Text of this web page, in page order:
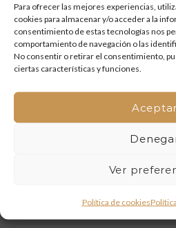
Para ofrecer las mejores experiencias,
cookies para almacenar y/o acceder a la
consentimiento de estas tecnologías nos
comportamiento de navegación o las
No consentir o retirar el consentimiento,
ciertas características y funciones.
Aceptar
Ver
Política de cookies
Restauración de un portón de
y artesanía que vuelven a la vida
Mueble de baño a medida con
Un rincón de estudio único:
Restauración de una